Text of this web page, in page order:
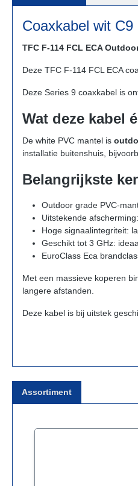
Coaxkabel wit
TFC F-114 FCL ECA
Deze TFC F-114 FCL ECA
Deze Series 9 coaxkabel is
Wat deze kabel
De white PVC mantel is
installatie buitenshuis,
Belangrijkste
Outdoor grade PVC-
Uitstekende
Hoge signaalintegriteit:
Geschikt tot 3 GHz:
EuroClass Eca
Met een massieve koperen
langere afstanden.
Deze kabel is bij uitstek
Assortiment